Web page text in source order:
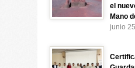
el
Mano
junio